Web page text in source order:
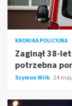
KRONIKA POLICYJNA
Zaginął 38-
potrzebna
Szymon Wilk 24